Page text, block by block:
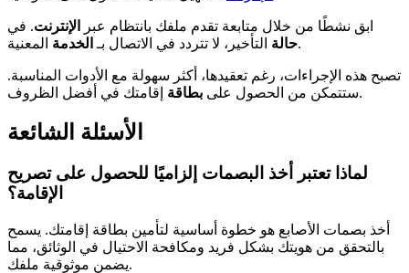
ابق نشطًا من خلال متابعة تقدم ملفك بانتظام عبر الإنترنت. في
حالة التأخير، لا تتردد في الاتصال بـ الخدمة المعنية.
تصبح هذه الإجراءات، رغم تعقيدها، أكثر سهولة مع الأدوات المناسبة.
ستتمكن من الحصول على بطاقة إقامتك في أفضل الظروف.
الأسئلة الشائعة
لماذا تعتبر أخذ البصمات إلزاميًا للحصول على تصريح
الإقامة؟
أخذ بصمات الأصابع هو خطوة أساسية لتأمين بطاقة إقامتك. يسمح
بالتحقق من هويتك بشكل فريد ومكافحة الاحتيال في الوثائق، مما
يضمن موثوقية ملفك.